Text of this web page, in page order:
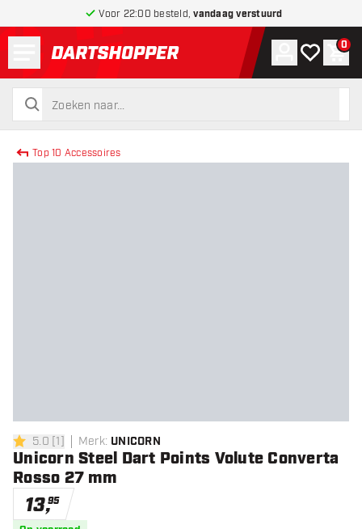
Voor 22:00 besteld,vandaag verstuurd
terug naar home pagina
zoeken
zoeken
Account
Mijn 0
Top 10 Accessoires
5 score sterren
5.0 [1] Merk: UNICORN
Unicorn Steel Dart Points Volute Converta
Rosso 27 mm
13,95